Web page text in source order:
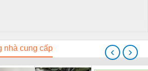
nhà cung cấp ‹ ›